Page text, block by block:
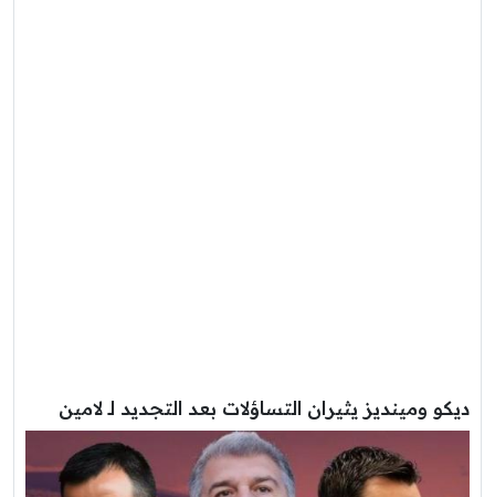
ديكو ومينديز يثيران التساؤلات بعد التجديد لـ لامين